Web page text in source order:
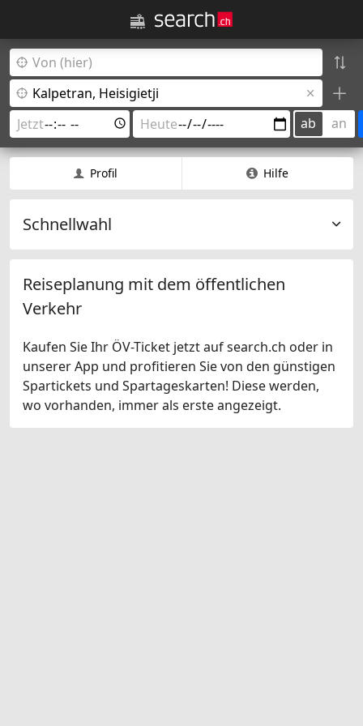
ab an
Profil Hilfe
Schnellwahl
Reiseplanung mit dem öffentlichen
Verkehr
Kaufen Sie Ihr ÖV-Ticket jetzt auf search.ch oder in
unserer App und profitieren Sie von den günstigen
Spartickets und Spartageskarten! Diese werden,
wo vorhanden, immer als erste angezeigt.